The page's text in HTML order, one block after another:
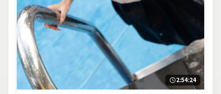
2:54:24